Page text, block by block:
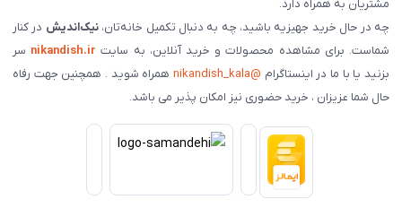
مشتریان به همراه دارد.
چه در حال خرید جهیزیه باشید، چه به دنبال تکمیل خانه‌تان،نیک‌اندیش در کنار
شماست. برای مشاهده محصولات و خرید آنلاین، به سایت nikandish.ir سر
بزنید یا با ما در اینستاگرام @nikandish_kala
همراه شوید . همچنین جهت رفاه
حال شما عزیزان ، خرید حضوری نیز امکان پذیر می باشد.